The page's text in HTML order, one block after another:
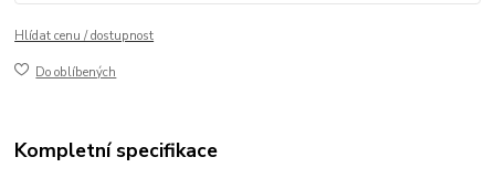
Hlídat cenu / dostupnost
Do oblíbených
Kompletní specifikace